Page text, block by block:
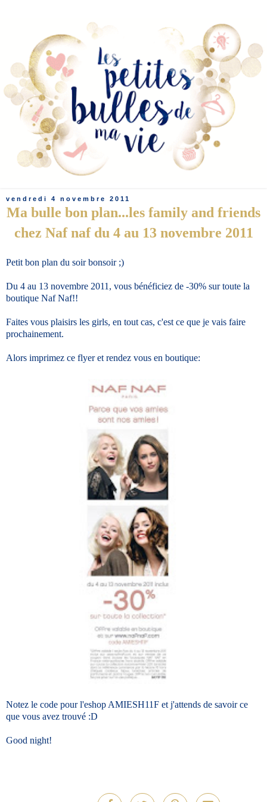
vendredi 4 novembre 2011
Ma bulle bon plan...les family and friends
chez Naf naf du 4 au 13 novembre 2011
Petit bon plan du soir bonsoir ;)
Du 4 au 13 novembre 2011, vous bénéficiez de -30% sur toute la
boutique Naf Naf!!
Faites vous plaisirs les girls, en tout cas, c'est ce que je vais faire
prochainement.
Alors imprimez ce flyer et rendez vous en boutique:
Notez le code pour l'eshop AMIESH11F et j'attends de savoir ce
que vous avez trouvé :D
Good night!